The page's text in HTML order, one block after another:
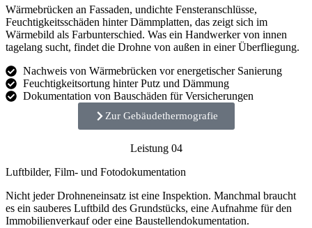
Wärmebrücken an Fassaden, undichte Fensteranschlüsse,
Feuchtigkeitsschäden hinter Dämmplatten, das zeigt sich im
Wärmebild als Farbunterschied. Was ein Handwerker von innen
tagelang sucht, findet die Drohne von außen in einer Überfliegung.
Nachweis von Wärmebrücken vor energetischer Sanierung
Feuchtigkeitsortung hinter Putz und Dämmung
Dokumentation von Bauschäden für Versicherungen
Zur Gebäudethermografie
Leistung 04
Luftbilder, Film- und Fotodokumentation
Nicht jeder Drohneneinsatz ist eine Inspektion. Manchmal braucht
es ein sauberes Luftbild des Grundstücks, eine Aufnahme für den
Immobilienverkauf oder eine Baustellendokumentation.